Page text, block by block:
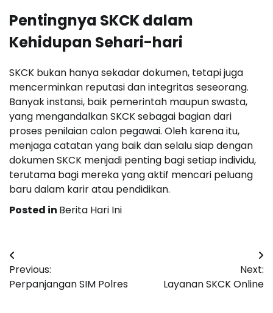
Pentingnya SKCK dalam
Kehidupan Sehari-hari
SKCK bukan hanya sekadar dokumen, tetapi juga
mencerminkan reputasi dan integritas seseorang.
Banyak instansi, baik pemerintah maupun swasta,
yang mengandalkan SKCK sebagai bagian dari
proses penilaian calon pegawai. Oleh karena itu,
menjaga catatan yang baik dan selalu siap dengan
dokumen SKCK menjadi penting bagi setiap individu,
terutama bagi mereka yang aktif mencari peluang
baru dalam karir atau pendidikan.
Posted in Berita Hari Ini
Post
navigation
Previous:
Perpanjangan SIM Polres
Next:
Layanan SKCK Online